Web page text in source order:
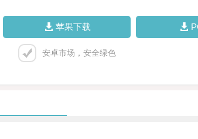
苹果下载
安卓市场，安全绿色